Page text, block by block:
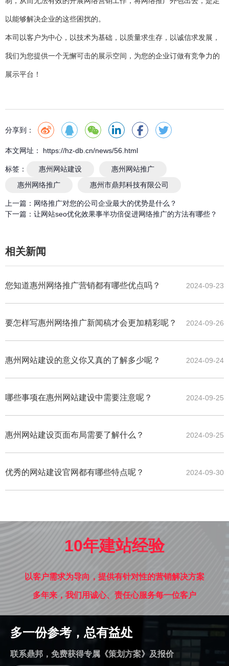
以能够解决企业的这些困扰的。
本司以客户为中心，以技术为基础，以质量求生存，以诚信求发展，
我们为您提供一个无懈可击的展示空间，为您的企业订做有竞争力的
展示平台！
分享到：
本文网址： https://hz-db.cn/news/56.html
标签： 惠州网站建设
惠州网站推广
惠州网络推广
惠州市鼎邦科技有限公司
上一篇： 网络推广对您的公司企业最大的优势是什么？
下一篇： 让网站seo优化效果事半功倍促进网络推广的方法有哪些？
相关新闻
2024-09-23
您知道惠州网络推广营销都有哪些优点吗？
2024-09-26
要怎样写惠州网络推广新闻稿才会更加精彩呢？
2024-09-24
惠州网站建设的意义你又真的了解多少呢？
2024-09-25
哪些事项在惠州网站建设中需要注意呢？
2024-09-25
惠州网站建设页面布局需要了解什么？
2024-09-30
优秀的网站建设官网都有哪些特点呢？
10年建站经验
以客户需求为导向，提供有针对性的营销解决方案
多年来，我们用诚心、责任心服务每一位客户
多一份参考，总有益处
联系鼎邦，免费获得专属《策划方案》及报价